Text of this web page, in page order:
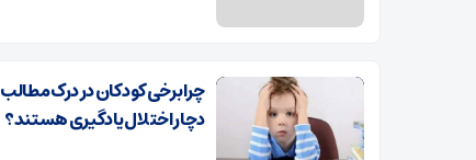
چرا برخی کودکان در درک مطالب
دچار اختلال یادگیری هستند؟